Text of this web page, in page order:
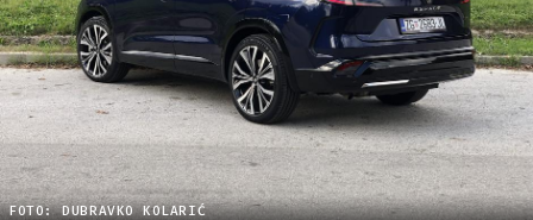
FOTO: DUBRAVKO KOLARIĆ